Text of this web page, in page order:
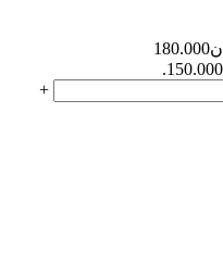
قیمت اصلی: تومان180.000
+